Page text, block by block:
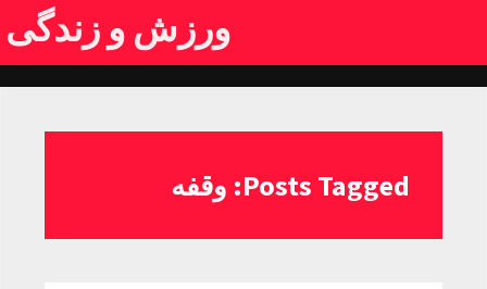
ورزش و زندگی
Posts Tagged: وقفه